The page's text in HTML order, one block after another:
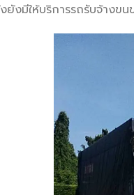
ยังมีให้บริการรถรับจ้างข